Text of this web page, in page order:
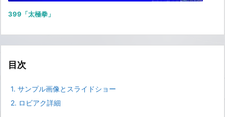
399「太極拳」
目次
1. サンプル画像とスライドショー
2. ロビアク詳細